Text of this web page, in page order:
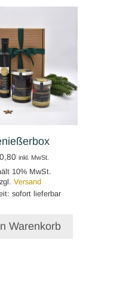
inkl. MwSt.
10% MwSt.
Versand
sofort lieferbar
Warenkorb